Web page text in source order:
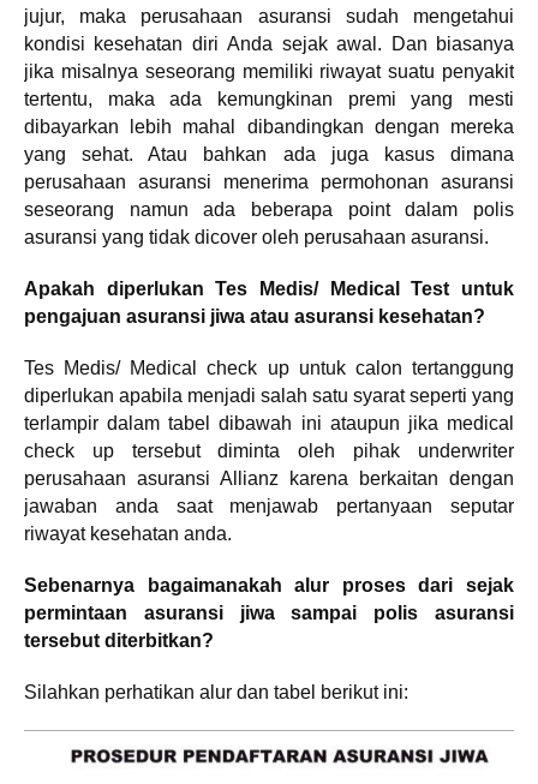
jujur, maka perusahaan asuransi sudah mengetahui
kondisi kesehatan diri Anda sejak awal. Dan biasanya
jika misalnya seseorang memiliki riwayat suatu penyakit
tertentu, maka ada kemungkinan premi yang mesti
dibayarkan lebih mahal dibandingkan dengan mereka
yang sehat. Atau bahkan ada juga kasus dimana
perusahaan asuransi menerima permohonan asuransi
seseorang namun ada beberapa point dalam polis
asuransi yang tidak dicover oleh perusahaan asuransi.
Apakah diperlukan Tes Medis/ Medical Test untuk
pengajuan asuransi jiwa atau asuransi kesehatan?
Tes Medis/ Medical check up untuk calon tertanggung
diperlukan apabila menjadi salah satu syarat seperti yang
terlampir dalam tabel dibawah ini ataupun jika medical
check up tersebut diminta oleh pihak underwriter
perusahaan asuransi Allianz karena berkaitan dengan
jawaban anda saat menjawab pertanyaan seputar
riwayat kesehatan anda.
Sebenarnya bagaimanakah alur proses dari sejak
permintaan asuransi jiwa sampai polis asuransi
tersebut diterbitkan?
Silahkan perhatikan alur dan tabel berikut ini: